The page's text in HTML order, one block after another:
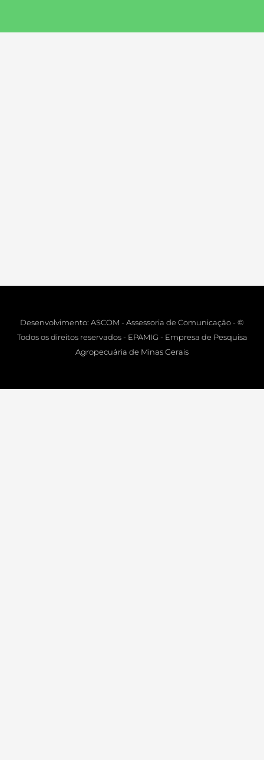
Desenvolvimento: ASCOM - Assessoria de Comunicação - ©
Todos os direitos reservados - EPAMIG - Empresa de Pesquisa
Agropecuária de Minas Gerais